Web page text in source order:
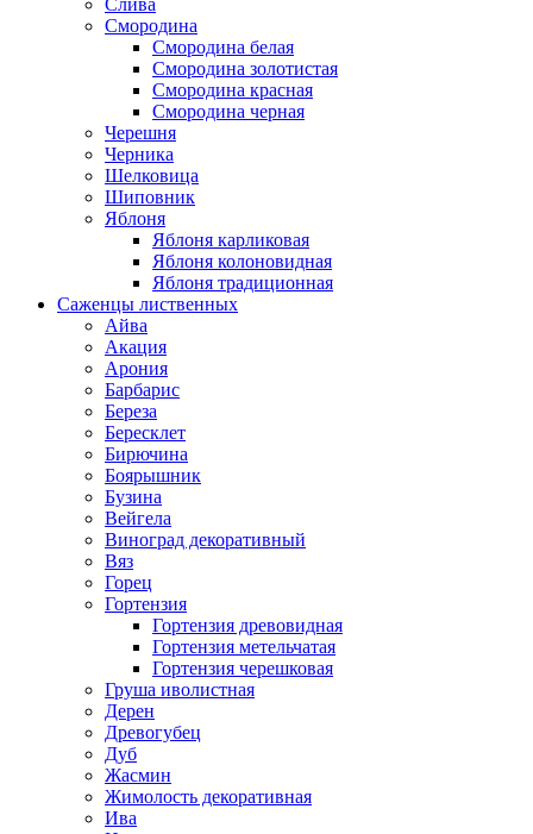
Слива
Смородина
Смородина белая
Смородина золотистая
Смородина красная
Смородина черная
Черешня
Черника
Шелковица
Шиповник
Яблоня
Яблоня карликовая
Яблоня колоновидная
Яблоня традиционная
Саженцы лиственных
Айва
Акация
Арония
Барбарис
Береза
Бересклет
Бирючина
Боярышник
Бузина
Вейгела
Виноград декоративный
Вяз
Горец
Гортензия
Гортензия древовидная
Гортензия метельчатая
Гортензия черешковая
Груша иволистная
Дерен
Древогубец
Дуб
Жасмин
Жимолость декоративная
Ива